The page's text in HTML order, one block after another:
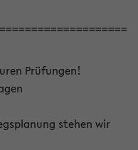
Prüfungen!
stehen wir